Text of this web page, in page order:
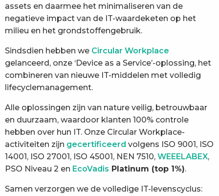
assets en daarmee het minimaliseren van de
negatieve impact van de IT-waardeketen op het
milieu en het grondstoffengebruik.
Sindsdien hebben we Circular Workplace
gelanceerd, onze ‘Device as a Service’-oplossing, het
combineren van nieuwe IT-middelen met volledig
lifecyclemanagement.
Alle oplossingen zijn van nature veilig, betrouwbaar
en duurzaam, waardoor klanten 100% controle
hebben over hun IT. Onze Circular Workplace-
activiteiten zijn gecertificeerd volgens ISO 9001, ISO
14001, ISO 27001, ISO 45001, NEN 7510, WEEELABEX,
PSO Niveau 2 en EcoVadis Platinum (top 1%).
Samen verzorgen we de volledige IT-levenscyclus: